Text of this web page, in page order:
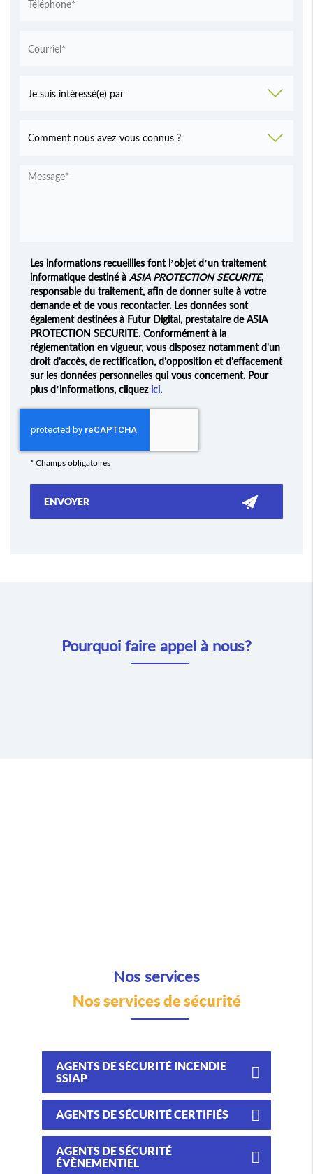
Les informations recueillies font l’objet d’un traitement
informatique destiné àASIA PROTECTION SECURITE,
responsable du traitement, afin de donner suite à votre
demande et de vous recontacter. Les données sont
également destinées à Futur Digital, prestataire de ASIA
PROTECTION SECURITE. Conformément à la
réglementation en vigueur, vous disposez notamment d'un
droit d'accès, de rectification, d'opposition et d'effacement
sur les données personnelles qui vous concernent. Pour
plus d’informations, cliquezici.
* Champs obligatoires
Pourquoi faire appel à nous?
Nos services
Nos services de sécurité
AGENTS DE SÉCURITÉ INCENDIE
SSIAP
AGENTS DE SÉCURITÉ CERTIFIÉS
AGENTS DE SÉCURITÉ
ÉVÈNEMENTIEL